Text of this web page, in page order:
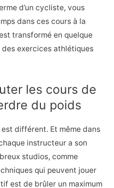
d’un cycliste, vous
dans ces cours à la
transformé en quelque
des exercices athlétiques
les cours de
du poids
différent. Et même dans
instructeur a son
studios, comme
qui peuvent jouer
est de brûler un maximum